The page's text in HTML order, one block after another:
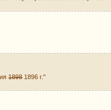
18981896 г."